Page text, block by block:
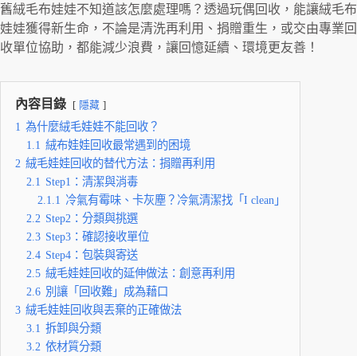
舊絨毛布娃娃不知道該怎麼處理嗎？透過玩偶回收，能讓絨毛布
娃娃獲得新生命，不論是清洗再利用、捐贈重生，或交由專業回
收單位協助，都能減少浪費，讓回憶延續、環境更友善！
內容目錄 隱藏
1 為什麼絨毛娃娃不能回收？
1.1 絨布娃娃回收最常遇到的困境
2 絨毛娃娃回收的替代方法：捐贈再利用
2.1 Step1：清潔與消毒
2.1.1 冷氣有霉味、卡灰塵？冷氣清潔找「I clean」
2.2 Step2：分類與挑選
2.3 Step3：確認接收單位
2.4 Step4：包裝與寄送
2.5 絨毛娃娃回收的延伸做法：創意再利用
2.6 別讓「回收難」成為藉口
3 絨毛娃娃回收與丟棄的正確做法
3.1 拆卸與分類
3.2 依材質分類